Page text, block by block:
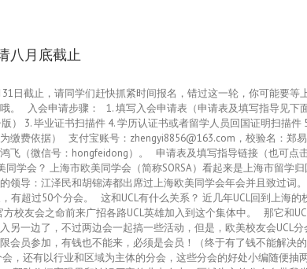
八月底截止
日截止，请同学们赶快抓紧时间报名，错过这一轮，你可能要
。 入会申请步骤： 1. 填写入会申请表（申请表及填写指导见
） 3. 毕业证书扫描件 4. 学历认证书或者留学人员回国证明扫描
缴费依据） 支付宝账号：zhengyi8856@163.com，校验名：郑
飞（微信号：hongfeidong）。 申请表及填写指导链接（也可
学会？ 上海市欧美同学会（简称SORSA）看起来是上海市留学
领导：江泽民和胡锦涛都出席过上海欧美同学会年会并且致过词
超过50个分会。 这和UCL有什么关系？ 近几年UCL回到上海
校友会之命前来广招各路UCL英雄加入到这个集体中。 那它和
另一边了，不过两边会一起搞一些活动，但是，欧美校友会UCL
会员参加，有钱也不能来，必须是会员！（终于有了钱不能解
，还有以行业和区域为主体的分会，这些分会的好处小编随便